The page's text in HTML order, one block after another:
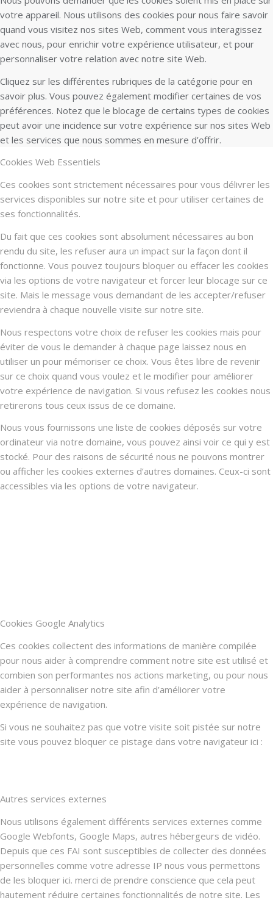
votre appareil. Nous utilisons des cookies pour nous faire savoir
quand vous visitez nos sites Web, comment vous interagissez
avec nous, pour enrichir votre expérience utilisateur, et pour
personnaliser votre relation avec notre site Web.
Cliquez sur les différentes rubriques de la catégorie pour en
savoir plus. Vous pouvez également modifier certaines de vos
préférences. Notez que le blocage de certains types de cookies
peut avoir une incidence sur votre expérience sur nos sites Web
et les services que nous sommes en mesure d’offrir.
Cookies Web Essentiels
Ces cookies sont strictement nécessaires pour vous délivrer les
services disponibles sur notre site et pour utiliser certaines de
ses fonctionnalités.
Du fait que ces cookies sont absolument nécessaires au bon
rendu du site, les refuser aura un impact sur la façon dont il
fonctionne. Vous pouvez toujours bloquer ou effacer les cookies
via les options de votre navigateur et forcer leur blocage sur ce
site. Mais le message vous demandant de les accepter/refuser
reviendra à chaque nouvelle visite sur notre site.
Nous respectons votre choix de refuser les cookies mais pour
éviter de vous le demander à chaque page laissez nous en
utiliser un pour mémoriser ce choix. Vous êtes libre de revenir
sur ce choix quand vous voulez et le modifier pour améliorer
votre expérience de navigation. Si vous refusez les cookies nous
retirerons tous ceux issus de ce domaine.
Nous vous fournissons une liste de cookies déposés sur votre
ordinateur via notre domaine, vous pouvez ainsi voir ce qui y est
stocké. Pour des raisons de sécurité nous ne pouvons montrer
ou afficher les cookies externes d’autres domaines. Ceux-ci sont
accessibles via les options de votre navigateur.
Cookies Google Analytics
Ces cookies collectent des informations de manière compilée
pour nous aider à comprendre comment notre site est utilisé et
combien son performantes nos actions marketing, ou pour nous
aider à personnaliser notre site afin d’améliorer votre
expérience de navigation.
Si vous ne souhaitez pas que votre visite soit pistée sur notre
site vous pouvez bloquer ce pistage dans votre navigateur ici :
Autres services externes
Nous utilisons également différents services externes comme
Google Webfonts, Google Maps, autres hébergeurs de vidéo.
Depuis que ces FAI sont susceptibles de collecter des données
personnelles comme votre adresse IP nous vous permettons
de les bloquer ici. merci de prendre conscience que cela peut
hautement réduire certaines fonctionnalités de notre site. Les